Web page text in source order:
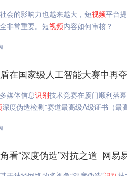
会的影响力也越来越大，短视频平台
非常重要。短视频内容如何审核？
在国家级人工智能大赛中再
媒体信息识别技术竞赛在厦门顺利落
深度伪造检测”赛道最高级A级证书（
看“深度伪造”对抗之道_网易